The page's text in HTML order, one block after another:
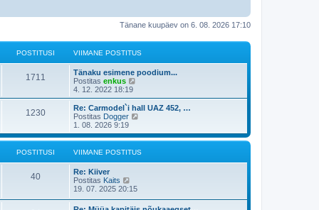
Tänane kuupäev on 6. 08. 2026 17:10
POSTITUSI VIIMANE POSTITUS
1711
Tänaku esimene poodium...
Postitas enkus
a
t
a
v
i
m
a
s
o
s
t
4. 12. 2022 18:19
1230
Re: Carmodel`i hall UAZ 452, …
Postitas Dogger
a
t
a
s
1. 08. 2026 9:19
POSTITUSI VIIMANE POSTITUS
40
Re: Kiiver
Postitas Kaits
a
t
19. 07. 2025 20:15